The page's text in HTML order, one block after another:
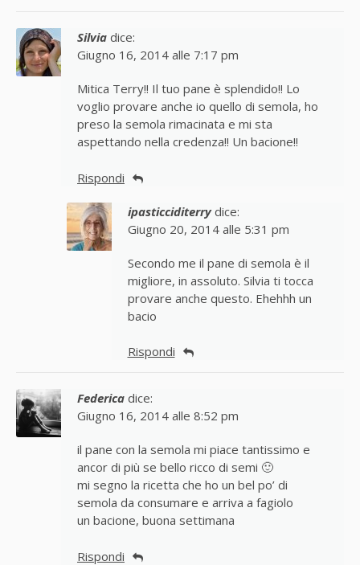
Silvia dice:
Giugno 16, 2014 alle 7:17 pm
Mitica Terry!! Il tuo pane è splendido!! Lo
voglio provare anche io quello di semola, ho
preso la semola rimacinata e mi sta
aspettando nella credenza!! Un bacione!!
Rispondi
ipasticciditerry dice:
Giugno 20, 2014 alle 5:31 pm
Secondo me il pane di semola è il
migliore, in assoluto. Silvia ti tocca
provare anche questo. Ehehhh un
bacio
Rispondi
Federica dice:
Giugno 16, 2014 alle 8:52 pm
il pane con la semola mi piace tantissimo e
ancor di più se bello ricco di semi 🙂
mi segno la ricetta che ho un bel po’ di
semola da consumare e arriva a fagiolo
un bacione, buona settimana
Rispondi